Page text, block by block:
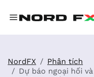
NordFX
Phân tích
Dự báo ngoại hối